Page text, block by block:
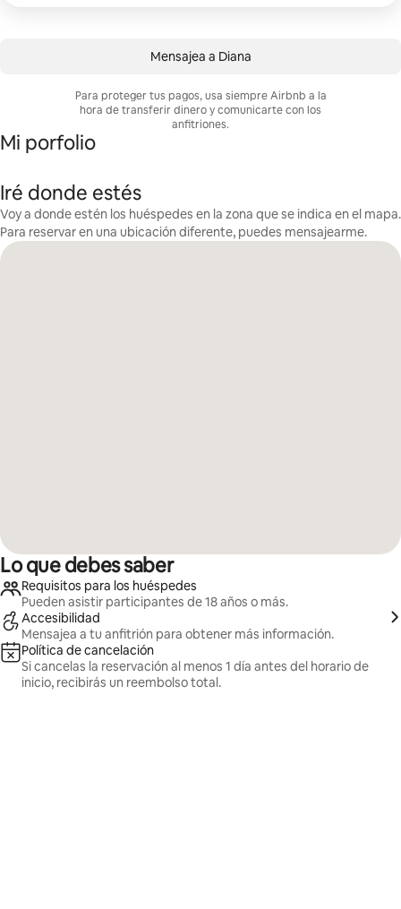
Mensajea a Diana
Para proteger tus pagos, usa siempre Airbnb a la
hora de transferir dinero y comunicarte con los
anfitriones.
Mi porfolio
Iré donde estés
Voy a donde estén los huéspedes en la zona que se indica en el mapa.
Para reservar en una ubicación diferente, puedes mensajearme.
Lo que debes saber
Requisitos para los huéspedes
Pueden asistir participantes de 18 años o más.
Accesibilidad
Mensajea a tu anfitrión para obtener más información.
Política de cancelación
Si cancelas la reservación al menos 1 día antes del horario de
inicio, recibirás un reembolso total.